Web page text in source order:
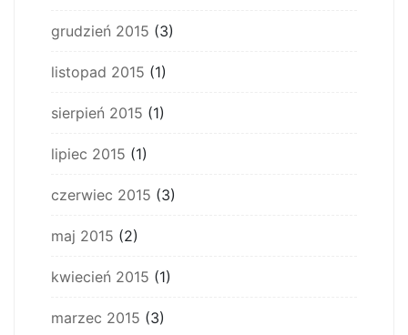
grudzień 2015 (3)
listopad 2015 (1)
sierpień 2015 (1)
lipiec 2015 (1)
czerwiec 2015 (3)
maj 2015 (2)
kwiecień 2015 (1)
marzec 2015 (3)